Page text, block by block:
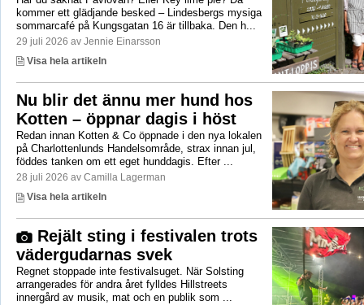
kommer ett glädjande besked – Lindesbergs mysiga
sommarcafé på Kungsgatan 16 är tillbaka. Den h...
29 juli 2026 av Jennie Einarsson
Visa hela artikeln
Nu blir det ännu mer hund hos
Kotten – öppnar dagis i höst
Redan innan Kotten & Co öppnade i den nya lokalen
på Charlottenlunds Handelsområde, strax innan jul,
föddes tanken om ett eget hunddagis. Efter ...
28 juli 2026 av Camilla Lagerman
Visa hela artikeln
Rejält sting i festivalen trots
vädergudarnas svek
Regnet stoppade inte festivalsuget. När Solsting
arrangerades för andra året fylldes Hillstreets
innergård av musik, mat och en publik som ...